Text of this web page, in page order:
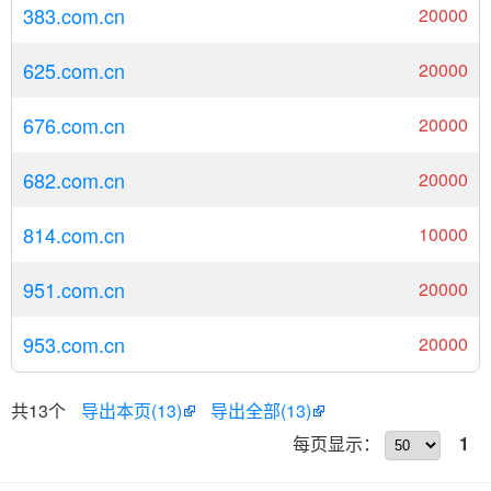
383.com.cn 20000
625.com.cn 20000
676.com.cn 20000
682.com.cn 20000
814.com.cn 10000
951.com.cn 20000
953.com.cn 20000
共13个 导出本页(13)
导出全部(13)
每页显示：
1